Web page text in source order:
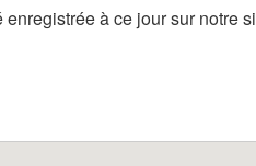
à ce jour sur notre